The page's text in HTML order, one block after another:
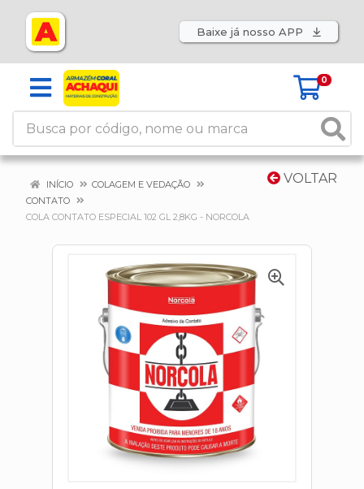
Baixe já nosso APP
0
VOLTAR
INÍCIO
COLAGEM E VEDAÇÃO
CONTATO
COLA CONTATO ESPECIAL 102 GL 2,8KG - NORCOLA